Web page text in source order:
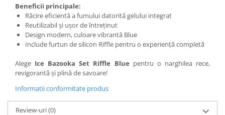
Beneficii principale:
Răcire eficientă a fumului datorită gelului integrat
Reutilizabil și ușor de întreținut
Design modern, culoare vibrantă Blue
Include furtun de silicon Riffle pentru o experiență completă
Alege Ice Bazooka Set Riffle Blue pentru o narghilea rece,
revigorantă și plină de savoare!
Informatii conformitate produs
Review-uri(0)